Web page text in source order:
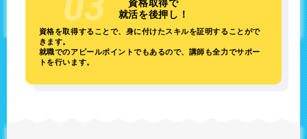
資格取得で
就活を後押し！
資格を取得することで、身に付けたスキルを証明することがで
きます。
就職でのアピールポイントでもあるので、講師も全力でサポー
トを行います。